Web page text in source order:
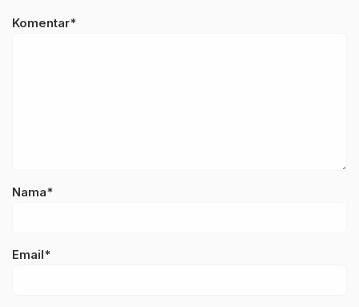
Komentar*
Nama*
Email*